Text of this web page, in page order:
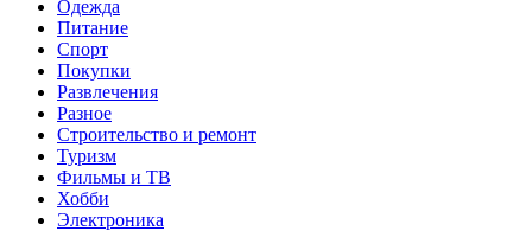
Одежда
Питание
Спорт
Покупки
Развлечения
Разное
Строительство и ремонт
Туризм
Фильмы и ТВ
Хобби
Электроника